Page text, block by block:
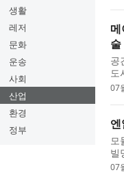
생활
레저
문화
운송
사회
산업
환경
정부
공
도
술
07
모
빌
했
07